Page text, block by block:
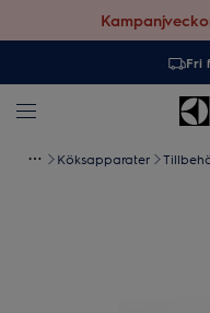
Fri
Köksapparater